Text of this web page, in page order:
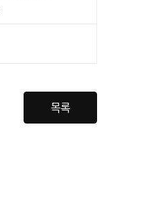
목록